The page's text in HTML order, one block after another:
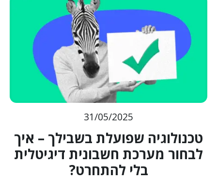
31/05/2025
טכנולוגיה שפועלת בשבילך – איך
לבחור מערכת חשבונית דיגיטלית
בלי להתחרט?